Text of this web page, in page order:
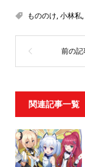
もののけ,小林私,
関連記事一覧